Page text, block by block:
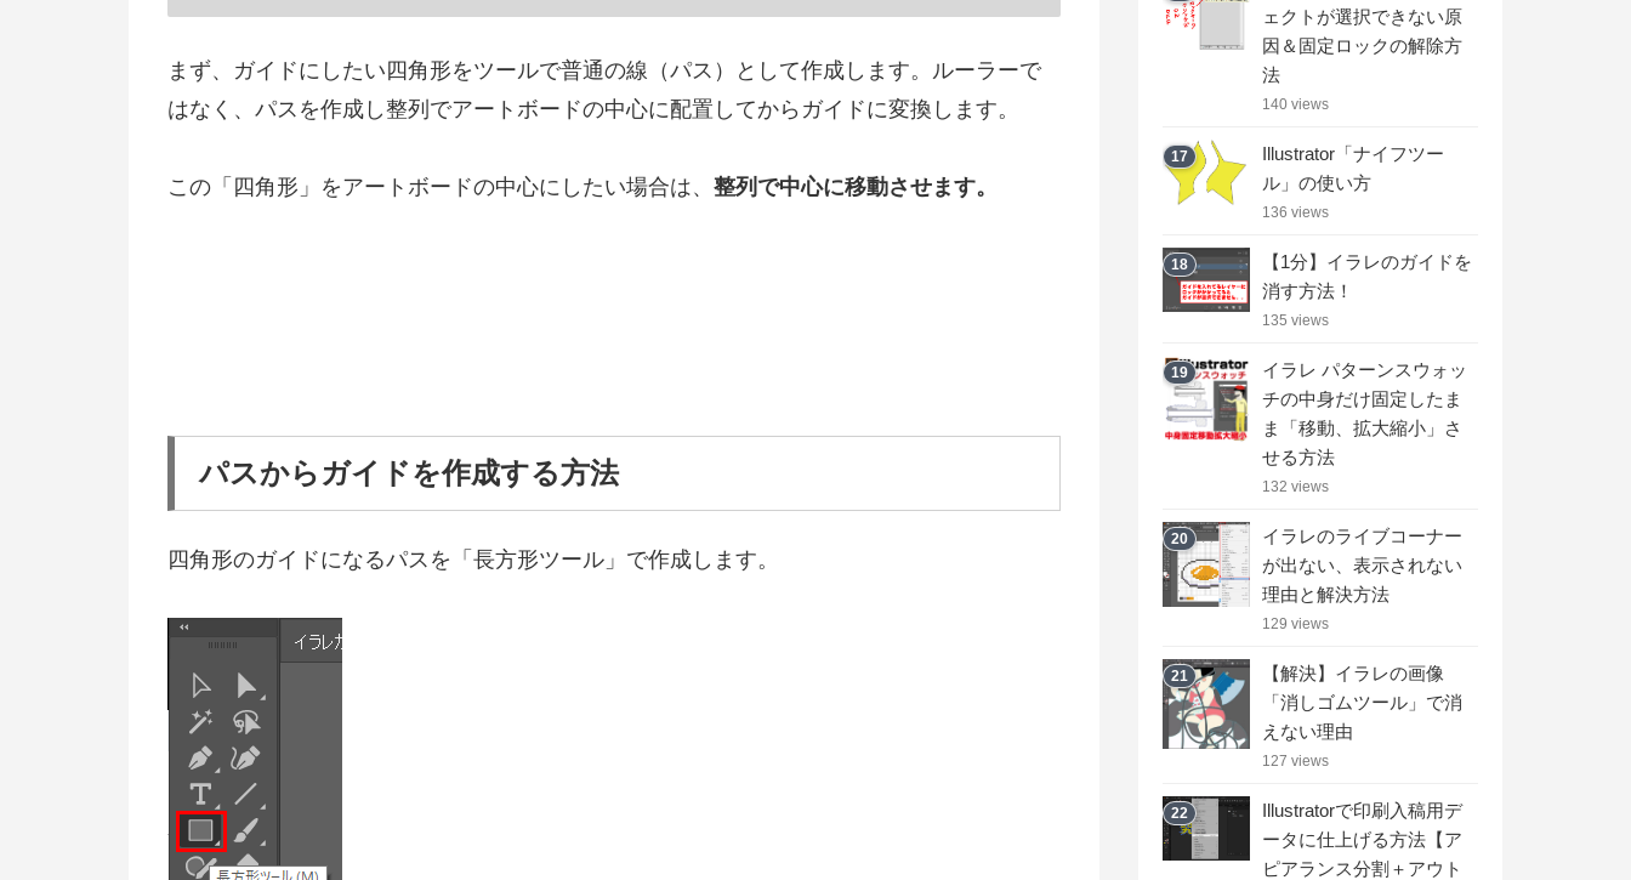
まず、ガイドにしたい四角形をツールで普通の線（パス）として作成します。ルーラーで
はなく、パスを作成し整列でアートボードの中心に配置してからガイドに変換します。
この「四角形」をアートボードの中心にしたい場合は、 整列で中心に移動させます。
パスからガイドを作成する方法
四角形のガイドになるパスを「長方形ツール」で作成します。
ェクトが選択できない原
因＆固定ロックの解除方
法
140 views
17
Illustrator「ナイフツー
ル」の使い方
136 views
18
【1分】イラレのガイドを
消す方法！
135 views
19
イラレ パターンスウォッ
チの中身だけ固定したま
ま「移動、拡大縮小」さ
せる方法
132 views
20
イラレのライブコーナー
が出ない、表示されない
理由と解決方法
129 views
21
【解決】イラレの画像
「消しゴムツール」で消
えない理由
127 views
22
Illustratorで印刷入稿用デ
ータに仕上げる方法【ア
ピアランス分割＋アウト